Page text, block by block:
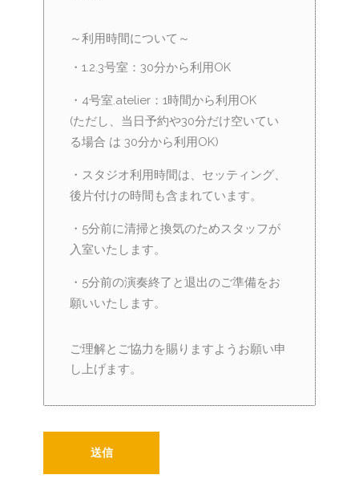
～利用時間について～
・1.2.3号室：30分から利用OK
・4号室.atelier：1時間から利用OK
(ただし、当日予約や30分だけ空いてい
る場合 は 30分から利用OK)
・スタジオ利用時間は、セッティング、
後片付けの時間も含まれています。
・5分前に清掃と換気のためスタッフが
入室いたします。
・5分前の演奏終了と退出のご準備をお
願いいたします。
ご理解とご協力を賜りますようお願い申
し上げます。